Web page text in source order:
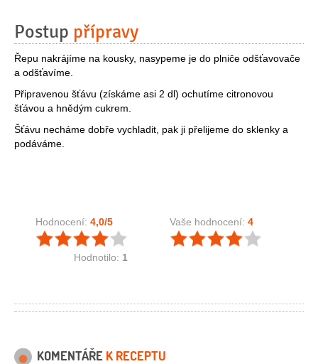
Postup přípravy
Řepu nakrájíme na kousky, nasypeme je do plniče odšťavovače
a odšťavíme.
Připravenou šťávu (získáme asi 2 dl) ochutíme citronovou
šťávou a hnědým cukrem.
Šťávu necháme dobře vychladit, pak ji přelijeme do sklenky a
podáváme.
Hodnocení: 4,0/5
Hodnotilo: 1
Vaše hodnocení: 4
KOMENTÁŘE K RECEPTU